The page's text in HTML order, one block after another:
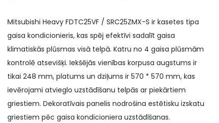
Mitsubishi Heavy FDTC25VF / SRC25ZMX-S ir kasetes tipa
gaisa kondicionieris, kas spēj efektīvi sadalīt gaisa
klimatiskās plūsmas visā telpā. Katru no 4 gaisa plūsmām
kontrolē atsevišķi. Iekšējās vienības korpusa augstums ir
tikai 248 mm, platums un dziļums ir 570 * 570 mm, kas
ievērojami atvieglo uzstādīšanu telpās ar piekārtiem
griestiem. Dekoratīvais panelis nodrošina estētisku izskatu
griestiem pēc gaisa kondicioniera uzstādīšanas.